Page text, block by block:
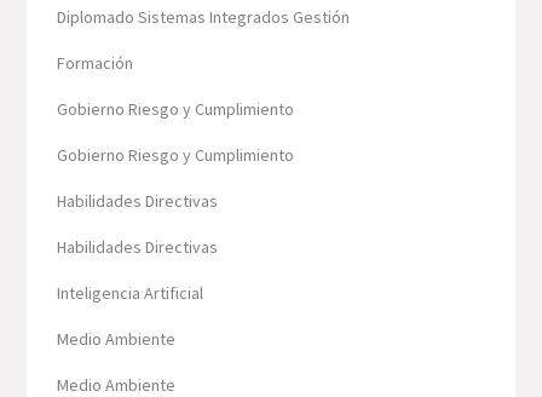
Diplomado Sistemas Integrados Gestión
Formación
Gobierno Riesgo y Cumplimiento
Gobierno Riesgo y Cumplimiento
Habilidades Directivas
Habilidades Directivas
Inteligencia Artificial
Medio Ambiente
Medio Ambiente